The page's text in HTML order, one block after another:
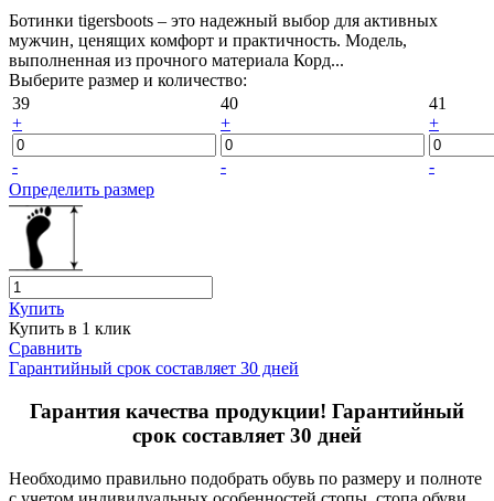
Ботинки tigersboots – это надежный выбор для активных
мужчин, ценящих комфорт и практичность. Модель,
выполненная из прочного материала Корд...
Выберите размер и количество:
39
+
-
40
+
-
41
+
-
Определить размер
Купить
Купить в 1 клик
Сравнить
Гарантийный срок составляет 30 дней
Гарантия качества продукции! Гарантийный
срок составляет 30 дней
Необходимо правильно подобрать обувь по размеру и полноте